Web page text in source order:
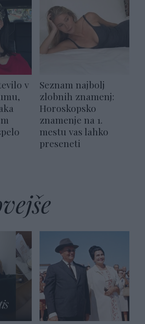
v
Seznam najbolj
zlobnih znamenj:
Horoskopsko
znamenje na 1.
mestu vas lahko
preseneti